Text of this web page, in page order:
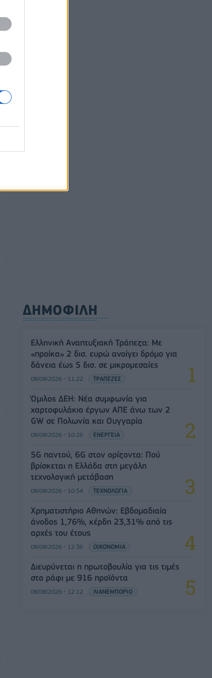
ΔΗΜΟΦΙΛΗ
Ελληνική Αναπτυξιακή Τράπεζα: Με
«προίκα» 2 δισ. ευρώ ανοίγει δρόμο για
δάνεια έως 5 δισ. σε μικρομεσαίες
08/08/2026 - 11:22 ΤΡΑΠΕΖΕΣ
Όμιλος ΔΕΗ: Νέα συμφωνία για
χαρτοφυλάκιο έργων ΑΠΕ άνω των 2
GW σε Πολωνία και Ουγγαρία
08/08/2026 - 10:26 ΕΝΕΡΓΕΙΑ
5G παντού, 6G στον ορίζοντα: Πού
βρίσκεται η Ελλάδα στη μεγάλη
τεχνολογική μετάβαση
08/08/2026 - 10:54 ΤΕΧΝΟΛΟΓΙΑ
Χρηματιστήριο Αθηνών: Εβδομαδιαία
άνοδος 1,76%, κέρδη 23,31% από τις
αρχές του έτους
08/08/2026 - 12:36 ΟΙΚΟΝΟΜΙΑ
Διευρύνεται η πρωτοβουλία για τις τιμές
στο ράφι με 916 προϊόντα
08/08/2026 - 12:12 ΛΙΑΝΕΜΠΟΡΙΟ